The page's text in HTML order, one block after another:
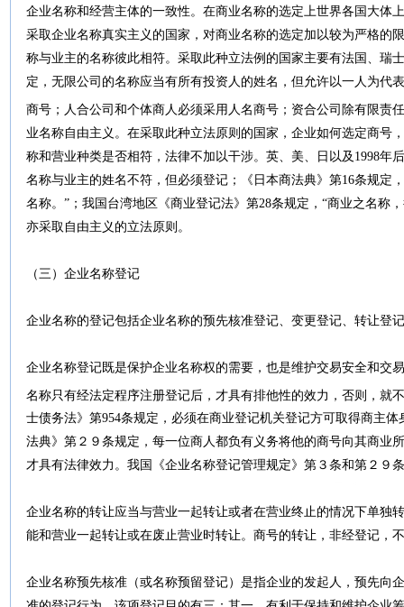
企业名称和经营主体的一致性。在商业名称的选定上世界各国大体
采取企业名称真实主义的国家，对商业名称的选定加以较为严格的
称与业主的名称彼此相符。采取此种立法例的国家主要有法国、瑞
定，无限公司的名称应当有所有投资人的姓名，但允许以一人为代
商号；人合公司和个体商人必须采用人名商号；资合公司除有限责
业名称自由主义。在采取此种立法原则的国家，企业如何选定商号
称和营业种类是否相符，法律不加以干涉。英、美、日以及1998年
名称与业主的姓名不符，但必须登记；《日本商法典》第16条规定
名称。”；我国台湾地区《商业登记法》第28条规定，“商业之名称
亦采取自由主义的立法原则。
（三）企业名称登记
企业名称的登记包括企业名称的预先核准登记、变更登记、转让登
企业名称登记既是保护企业名称权的需要，也是维护交易安全和交
名称只有经法定程序注册登记后，才具有排他性的效力，否则，就
士债务法》第954条规定，必须在商业登记机关登记方可取得商主
法典》第２９条规定，每一位商人都负有义务将他的商号向其商业
才具有法律效力。我国《企业名称登记管理规定》第３条和第２９
企业名称的转让应当与营业一起转让或者在营业终止的情况下单独
能和营业一起转让或在废止营业时转让。商号的转让，非经登记，
企业名称预先核准（或名称预留登记）是指企业的发起人，预先向